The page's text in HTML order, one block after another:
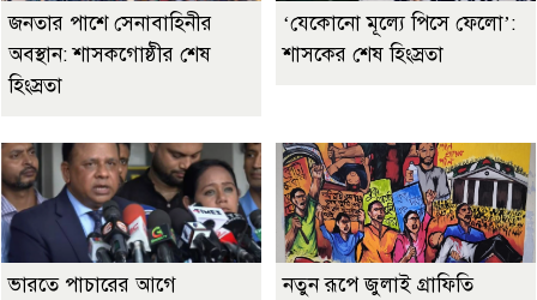
জনতার পাশে সেনাবাহিনীর
অবস্থান: শাসকগোষ্ঠীর শেষ
হিংস্রতা
‘যেকোনো মূল্যে পিসে ফেলো’:
শাসকের শেষ হিংস্রতা
ভারতে পাচারের আগে
নতুন রূপে জুলাই গ্রাফিতি